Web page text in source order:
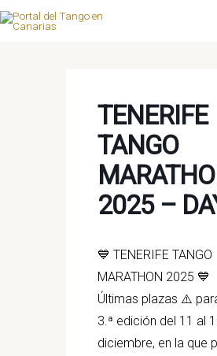
Ir
TENERIFE
TANGO
2025 –
💙 TENERIFE TANGO
MARATHON 2025 💙
Últimas plazas ⚠️
3.ª edición del 11 al
diciembre, en la que